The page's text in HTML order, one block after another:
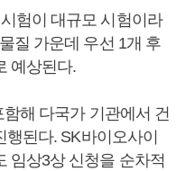
험이 대규모 시험이라
질 가운데 우선 1개 후
예상된다.
해 다국가 기관에서 건
된다. SK바이오사이
임상3상 신청을 순차적